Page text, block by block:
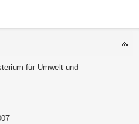
für Umwelt und